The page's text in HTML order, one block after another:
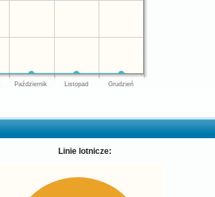
Październik Listopad Grudzień
Linie lotnicze: